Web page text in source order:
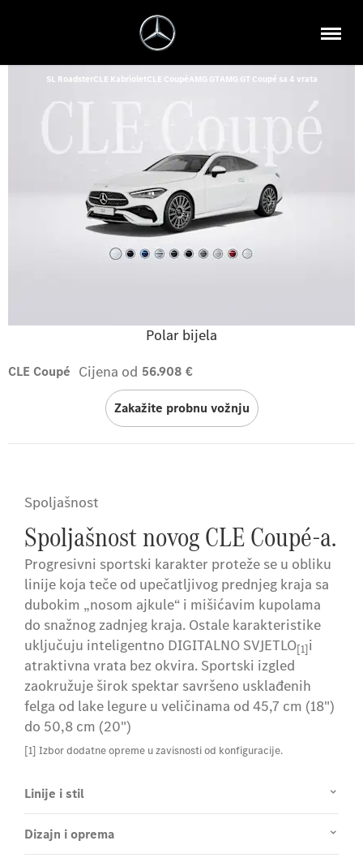
Polar bijela
SL RoadsterCLE KabrioletCLE CoupéAMG GTAMG GT Coupé sa 4 vrata
CLE Coupé Cijena od 56.908 €
Zakažite probnu vožnju
Spoljašnost
Spoljašnost novog CLE Coupé-a.
Progresivni sportski karakter proteže se u obliku
linije koja teče od upečatljivog prednjeg kraja sa
dubokim „nosom ajkule“ i mišićavim kupolama
do snažnog zadnjeg kraja. Ostale karakteristike
uključuju inteligentno DIGITALNO SVJETLO[1]i
atraktivna vrata bez okvira. Sportski izgled
zaokružuje širok spektar savršeno usklađenih
felga od lake legure u veličinama od 45,7 cm (18")
do 50,8 cm (20")
[1] Izbor dodatne opreme u zavisnosti od konfiguracije.
Linije i stil
Dizajn i oprema